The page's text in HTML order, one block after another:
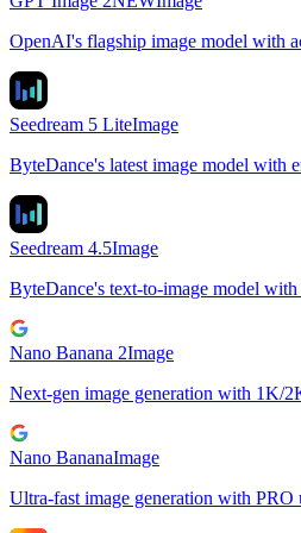
OpenAI's flagship image model with
Seedream 5 LiteImage
ByteDance's latest image model with
Seedream 4.5Image
ByteDance's text-to-image model
Nano Banana 2Image
Next-gen image generation with 1K/
Nano BananaImage
Ultra-fast image generation with PRO